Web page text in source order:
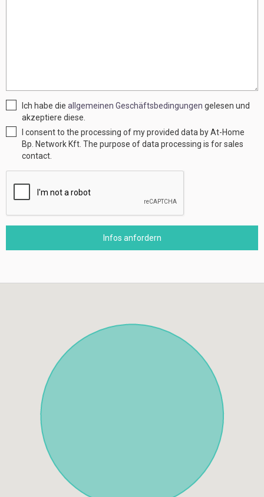
Ich habe dieallgemeinen Geschäftsbedingungen gelesen und
akzeptiere diese.
I consent to the processing of my provided data by At-Home
Bp. Network Kft. The purpose of data processing is for sales
contact.
Infos anfordern